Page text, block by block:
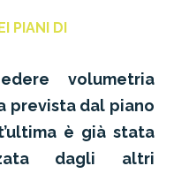
PIANI DI
volumetria
prevista dal piano
è già stata
dagli altri